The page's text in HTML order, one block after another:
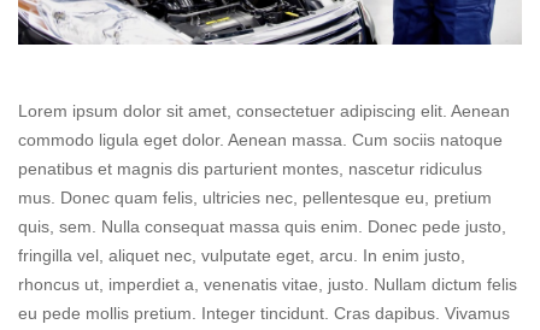
Lorem ipsum dolor sit amet, consectetuer adipiscing elit. Aenean
commodo ligula eget dolor. Aenean massa. Cum sociis natoque
penatibus et magnis dis parturient montes, nascetur ridiculus
mus. Donec quam felis, ultricies nec, pellentesque eu, pretium
quis, sem. Nulla consequat massa quis enim. Donec pede justo,
fringilla vel, aliquet nec, vulputate eget, arcu. In enim justo,
rhoncus ut, imperdiet a, venenatis vitae, justo. Nullam dictum felis
eu pede mollis pretium. Integer tincidunt. Cras dapibus. Vivamus